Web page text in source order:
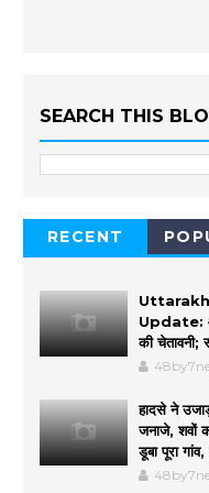
SEARCH THIS
RECENT
Update:
की चेतावनी;
हादसे ने
जनाजे, शवों
डूबा पूरा गांव,